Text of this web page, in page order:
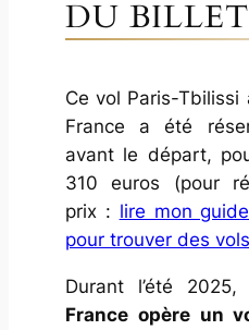
DU BILLET
Ce vol Paris-
France a été
avant le départ,
310 euros (pour
prix : lire mon
pour trouver des
Durant l’été 2025,
France opère un